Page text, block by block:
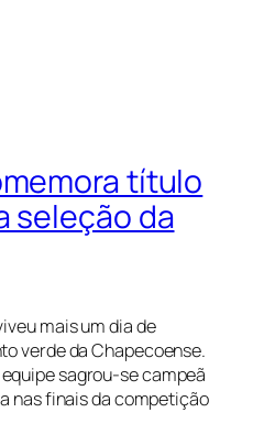
título
seleção da
mais um dia de
verde da Chapecoense.
sagrou-se campeã
nas finais da competição